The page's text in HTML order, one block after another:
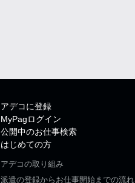
アデコに登録
MyPagログイン
公開中のお仕事検索
はじめての方
アデコの取り組み
派遣の登録からお仕事開始までの流れ